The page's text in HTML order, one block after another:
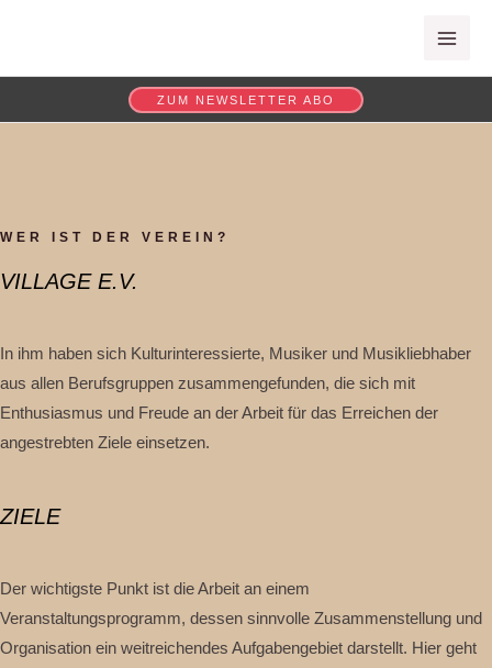
springen
ZUM NEWSLETTER ABO
WER IST DER VEREIN?
VILLAGE E.V.
In ihm haben sich Kulturinteressierte, Musiker und Musikliebhaber
aus allen Berufsgruppen zusammengefunden, die sich mit
Enthusiasmus und Freude an der Arbeit für das Erreichen der
angestrebten Ziele einsetzen.
ZIELE
Der wichtigste Punkt ist die Arbeit an einem
Veranstaltungsprogramm, dessen sinnvolle Zusammenstellung und
Organisation ein weitreichendes Aufgabengebiet darstellt. Hier geht